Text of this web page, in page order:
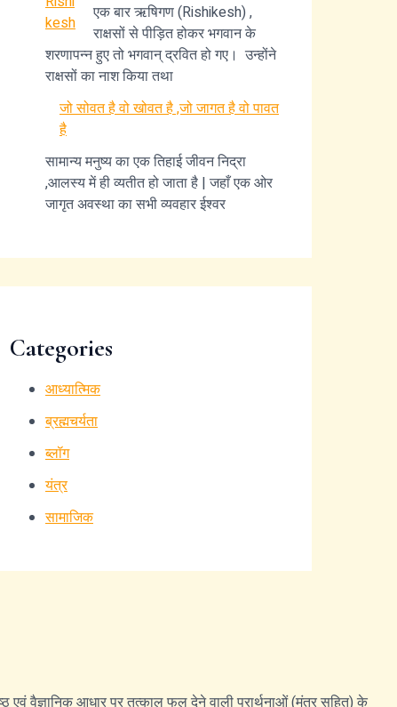
एक बार ऋषिगण (Rishikesh) ,
राक्षसों से पीड़ित होकर भगवान के
शरणापन्न हुए तो भगवान् द्रवित हो गए। उन्होंने
राक्षसों का नाश किया तथा
जो सोवत है वो खोवत है ,जो जागत है वो पावत
है
सामान्य मनुष्य का एक तिहाई जीवन निद्रा
,आलस्य में ही व्यतीत हो जाता है | जहाँ एक ओर
जागृत अवस्था का सभी व्यवहार ईश्वर
Categories
आध्यात्मिक
ब्रह्मचर्यता
ब्लॉग
यंत्र
सामाजिक
एवं वैज्ञानिक आधार पर तत्काल फल देने वाली प्रार्थनाओं (मंत्र सहित) के